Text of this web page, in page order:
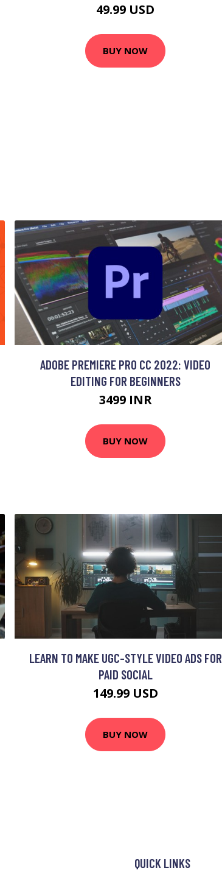
49.99 USD
BUY NOW
ADOBE PREMIERE PRO CC 2022: VIDEO
EDITING FOR BEGINNERS
3499 INR
BUY NOW
LEARN TO MAKE UGC-STYLE VIDEO ADS FOR
PAID SOCIAL
149.99 USD
BUY NOW
QUICK LINKS